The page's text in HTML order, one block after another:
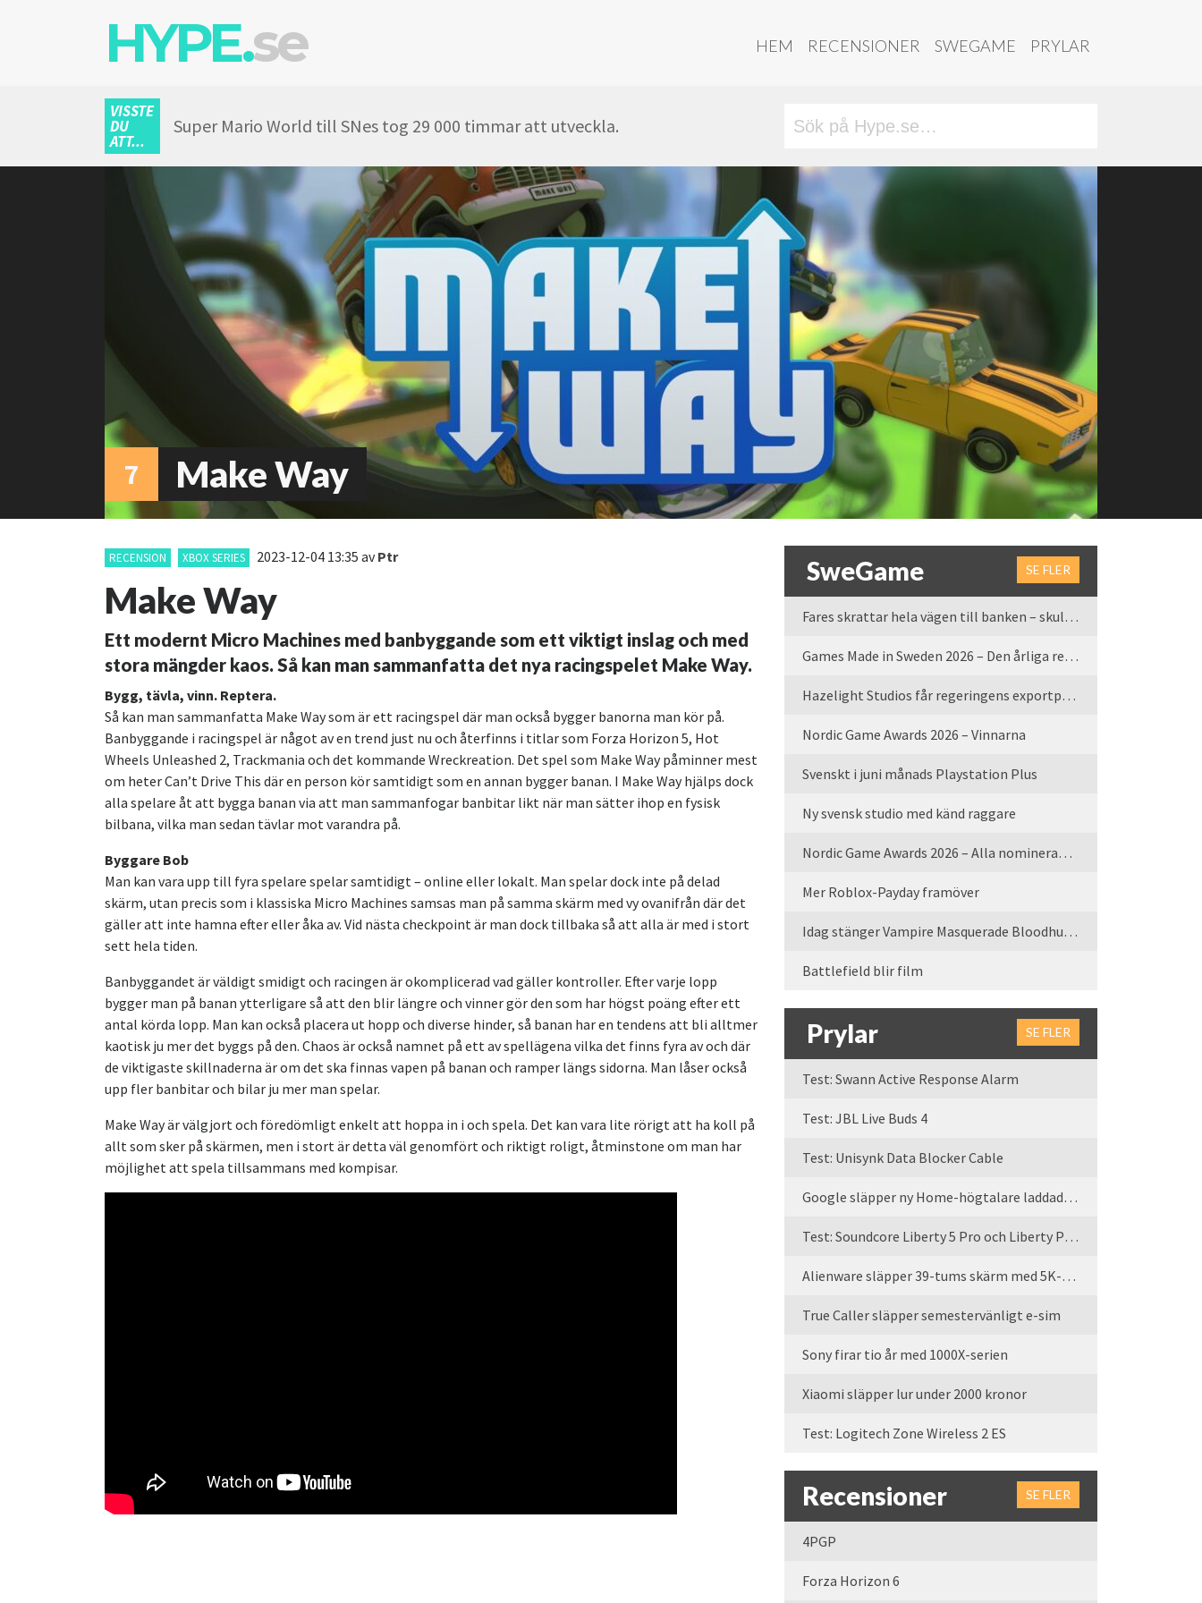
HYPE.se HEM RECENSIONER SWEGAME PRYLAR
VISSTE
DU
ATT...
Super Mario World till SNes tog 29 000 timmar att utveckla.
7 Make Way
RECENSION XBOX SERIES 2023-12-04 13:35 avPtr
Make Way
Ett modernt Micro Machines med banbyggande som ett viktigt inslag och med
stora mängder kaos. Så kan man sammanfatta det nya racingspelet Make Way.
Bygg, tävla, vinn. Reptera.
Så kan man sammanfatta Make Way som är ett racingspel där man också bygger banorna man kör på.
Banbyggande i racingspel är något av en trend just nu och återfinns i titlar som Forza Horizon 5, Hot
Wheels Unleashed 2, Trackmania och det kommande Wreckreation. Det spel som Make Way påminner mest
om heter Can’t Drive This där en person kör samtidigt som en annan bygger banan. I Make Way hjälps dock
alla spelare åt att bygga banan via att man sammanfogar banbitar likt när man sätter ihop en fysisk
bilbana, vilka man sedan tävlar mot varandra på.
Byggare Bob
Man kan vara upp till fyra spelare spelar samtidigt – online eller lokalt. Man spelar dock inte på delad
skärm, utan precis som i klassiska Micro Machines samsas man på samma skärm med vy ovanifrån där det
gäller att inte hamna efter eller åka av. Vid nästa checkpoint är man dock tillbaka så att alla är med i stort
sett hela tiden.
Banbyggandet är väldigt smidigt och racingen är okomplicerad vad gäller kontroller. Efter varje lopp
bygger man på banan ytterligare så att den blir längre och vinner gör den som har högst poäng efter ett
antal körda lopp. Man kan också placera ut hopp och diverse hinder, så banan har en tendens att bli alltmer
kaotisk ju mer det byggs på den. Chaos är också namnet på ett av spellägena vilka det finns fyra av och där
de viktigaste skillnaderna är om det ska finnas vapen på banan och ramper längs sidorna. Man låser också
upp fler banbitar och bilar ju mer man spelar.
Make Way är välgjort och föredömligt enkelt att hoppa in i och spela. Det kan vara lite rörigt att ha koll på
allt som sker på skärmen, men i stort är detta väl genomfört och riktigt roligt, åtminstone om man har
möjlighet att spela tillsammans med kompisar.
SweGame SE FLER
Fares skrattar hela vägen till banken – skulle vi tro
Games Made in Sweden 2026 – Den årliga rean är tillbaka
Hazelight Studios får regeringens exportpris 2025
Nordic Game Awards 2026 – Vinnarna
Svenskt i juni månads Playstation Plus
Ny svensk studio med känd raggare
Nordic Game Awards 2026 – Alla nominerade spel
Mer Roblox-Payday framöver
Idag stänger Vampire Masquerade Bloodhunt servrarna
Battlefield blir film
Prylar SE FLER
Test: Swann Active Response Alarm
Test: JBL Live Buds 4
Test: Unisynk Data Blocker Cable
Google släpper ny Home-högtalare laddad med Gemini
Test: Soundcore Liberty 5 Pro och Liberty Pro Max
Alienware släpper 39-tums skärm med 5K-upplösning
True Caller släpper semestervänligt e-sim
Sony firar tio år med 1000X-serien
Xiaomi släpper lur under 2000 kronor
Test: Logitech Zone Wireless 2 ES
Recensioner SE FLER
4PGP
Forza Horizon 6